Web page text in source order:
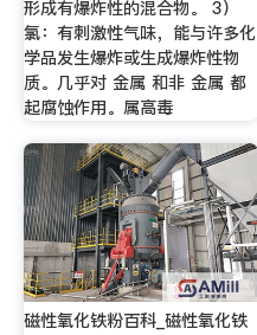
形成有爆炸性的混合物。 3）
氯：有刺激性气味，能与许多化
学品发生爆炸或生成爆炸性物
质。几乎对 金属 和非 金属 都
起腐蚀作用。属高毒
磁性氧化铁粉百科_磁性氧化铁